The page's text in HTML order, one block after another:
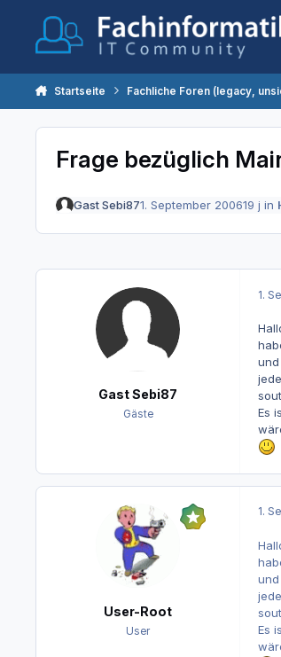
Startseite Fachliche Foren (legacy,
Frage bezüglich
Gast Sebi871. September 200619 j in
Gast Sebi87
Gäste
1.
Es
User-Root
User
1.
Es